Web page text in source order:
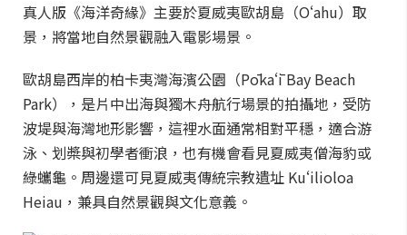
真人版《海洋奇緣》主要於夏威夷歐胡島（Oʻahu）取
景，將當地自然景觀融入電影場景。
歐胡島西岸的柏卡夷灣海濱公園（Pōkaʻī Bay Beach
Park），是片中出海與獨木舟航行場景的拍攝地，受防
波堤與海灣地形影響，這裡水面通常相對平穩，適合游
泳、划槳與初學者衝浪，也有機會看見夏威夷僧海豹或
綠蠵龜。周邊還可見夏威夷傳統宗教遺址 Kuʻilioloa
Heiau，兼具自然景觀與文化意義。